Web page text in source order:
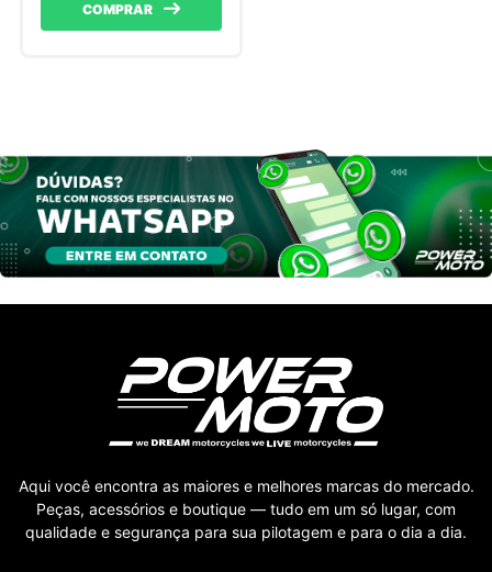
COMPRAR
Aqui você encontra as maiores e melhores marcas do mercado.
Peças, acessórios e boutique — tudo em um só lugar, com
qualidade e segurança para sua pilotagem e para o dia a dia.